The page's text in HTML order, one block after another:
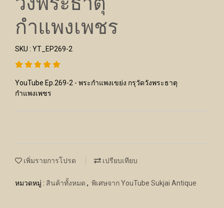
กำแพงเพชร
SKU : YT_EP269-2
YouTube Ep.269-2 - พระกำแพงเขย่ง กรุวัดวังพระธาตุ
กำแพงเพชร
เพิ่มรายการโปรด เปรียบเทียบ
หมวดหมู่ : สินค้าทั้งหมด , พิเศษจาก YouTube Sukjai Antique